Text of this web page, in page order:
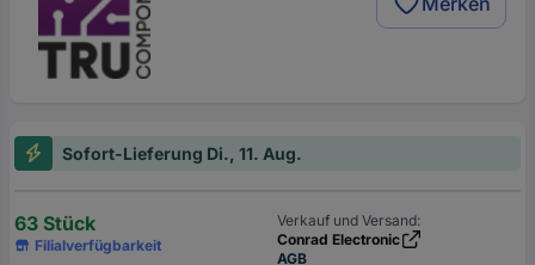
Sofort-Lieferung Di., 11. Aug.
63 Stück
Filialverfügbarkeit
Verkauf und Versand:
Conrad Electronic
AGB